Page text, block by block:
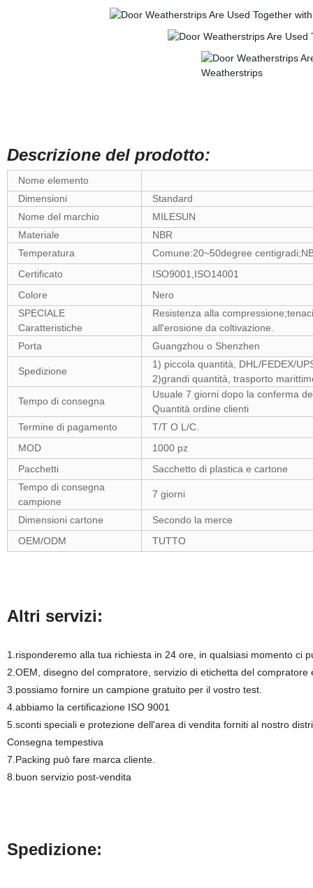
Descrizione del prodotto:
Nome elemento
Dimensioni
Standard
Nome del marchio
MILESUN
Materiale
NBR
Temperatura
Comune:20~50degree
Certificato
ISO9001,ISO14001
Colore
Nero
SPECIALE
Caratteristiche
Resistenza alla
all'erosione da coltivazione.
Porta
Guangzhou o Shenzhen
Spedizione
1) piccola quantità, DHL/FEDEX/
2)grandi quantità, trasporto
Tempo di consegna
Usuale 7 giorni dopo la conferma
Quantità ordine clienti
Termine di pagamento
T/T O L/C.
MOD
1000 pz
Pacchetti
Sacchetto di plastica e cartone
Tempo di consegna
campione
7 giorni
Dimensioni cartone
Secondo la merce
OEM/ODM
TUTTO
Altri servizi:
1.risponderemo alla tua richiesta in 24 ore, in qualsiasi momento ci
2.OEM, disegno del compratore, servizio di etichetta del compratore
3.possiamo fornire un campione gratuito per il vostro test.
4.abbiamo la certificazione ISO 9001
5.sconti speciali e protezione dell'area di vendita forniti al nostro
Consegna tempestiva
7.Packing può fare marca cliente.
8.buon servizio post-vendita
Spedizione: